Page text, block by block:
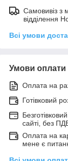
Самовивіз з
відділення
Всі умови
Умови оплати
Оплата на
Готівковий
сайті, без
Оплата на
мене є